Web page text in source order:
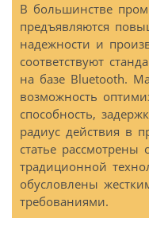
В большинстве
предъявляются
надежности и
соответствуют
на базе Bluetooth.
возможность
способность,
радиус действия в
статье
традиционной
обусловлены
требованиями.